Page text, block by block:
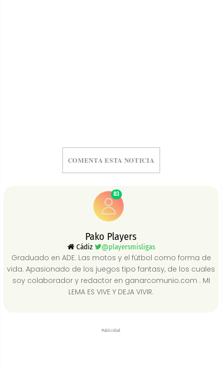
COMENTA ESTA NOTICIA
83
Pako Players
Cádiz @playersmisligas
Graduado en ADE. Las motos y el fútbol como forma de
vida. Apasionado de los juegos tipo fantasy, de los cuales
soy colaborador y redactor en ganarcomunio.com . MI
LEMA ES VIVE Y DEJA VIVIR.
Publicidad